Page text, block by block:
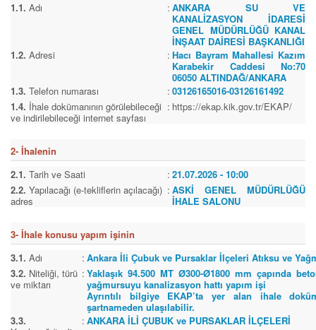
1.1. Adı : ANKARA SU VE
KANALİZASYON İDARESİ
GENEL MÜDÜRLÜĞÜ KANAL
İNŞAAT DAİRESİ BAŞKANLIĞI
1.2. Adresi : Hacı Bayram Mahallesi Kazım
Karabekir Caddesi No:70
06050 ALTINDAĞ/ANKARA
1.3. Telefon numarası : 03126165016-03126161492
1.4. İhale dokümanının görülebileceği
ve indirilebileceği internet sayfası
: https://ekap.kik.gov.tr/EKAP/
2- İhalenin
2.1. Tarih ve Saati : 21.07.2026 - 10:00
2.2. Yapılacağı (e-tekliflerin açılacağı)
adres
: ASKİ GENEL MÜDÜRLÜĞÜ
İHALE SALONU
3- İhale konusu yapım işinin
3.1. Adı : Ankara İli Çubuk ve Pursaklar İlçeleri Atıksu ve
3.2. Niteliği, türü
ve miktarı
: Yaklaşık 94.500 MT Ø300-Ø1800 mm çapında
yağmursuyu kanalizasyon hattı yapım işi
Ayrıntılı bilgiye EKAP’ta yer alan ihale
şartnameden ulaşılabilir.
3.3.
: ANKARA İLİ ÇUBUK ve PURSAKLAR İLÇELERİ